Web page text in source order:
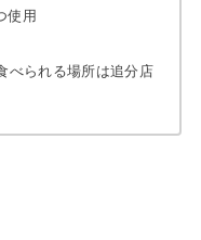
使用
べられる場所は追分店